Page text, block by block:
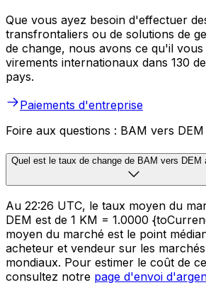
Que vous ayez besoin d'effectuer
transfrontaliers ou de solutions de
de change, nous avons ce qu'il
virements internationaux dans 130
pays.
Paiements d'entreprise
Foire aux questions : BAM vers DEM
Quel est le taux de change de BAM vers DEM
Au 22:26 UTC, le taux moyen du
DEM est de 1 KM = 1.0000
moyen du marché est le point
acheteur et vendeur sur les
mondiaux. Pour estimer le coût de
consultez notre page d'envoi